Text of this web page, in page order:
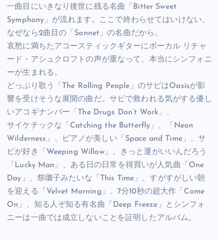
一曲目にいきなり後世に残る名曲「Bitter Sweet
Symphony」が流れます。ここで終わらせてはいけない。
なぜなら2曲目の「Sonnet」の名曲だから。
哀愁に満ちたアコースティックギターにボーカル リチャ
ード・アシュクロフトの声が重なって、本当にシンフォニ
ーが生まれる。
どっぷり歌う「The Rolling People」のサビはOasisが影
響を受けそうな展開の曲だ。サビで救われる気がする優し
いアコギナンバー「The Drugs Don’t Work」、
サイケチックな「Catching the Butterfly」、「Neon
Wilderness」、ピアノが美しい「Space and Time」、サ
ビが好き「Weeping Willow」、きっと運がいいんだろう
「Lucky Man」、ある日の日常を得買いが人気曲「One
Day」、祭囃子みたいな「This Time」、すがすがしい朝
を迎える「Velvet Morning」、7分10秒の超大作「Come
On」、知る人ぞ知る有名曲「Deep Freeze」とシンフォ
ニーは一曲では成立しないことを証明したアルバム。